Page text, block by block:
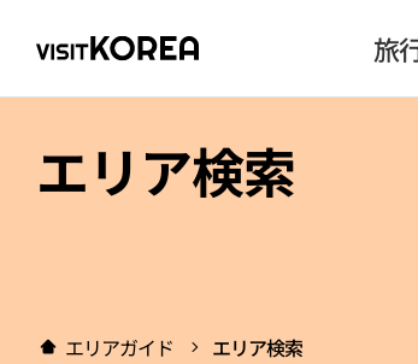
旅
エリア検索
エリアガイド エリア検索